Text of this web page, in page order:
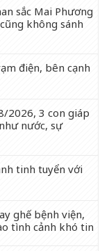
sắc Mai Phương
không sánh
điện, bên cạnh
2026, 3 con giáp
nước, sự
tinh tuyển với
ghế bệnh viện,
tình cảnh khó tin